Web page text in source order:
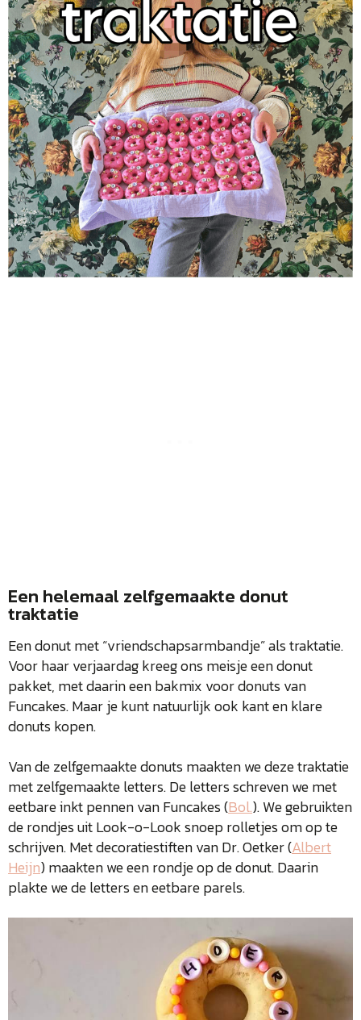
Een helemaal zelfgemaakte donut
traktatie
Een donut met “vriendschapsarmbandje” als traktatie.
Voor haar verjaardag kreeg ons meisje een donut
pakket, met daarin een bakmix voor donuts van
Funcakes. Maar je kunt natuurlijk ook kant en klare
donuts kopen.
Van de zelfgemaakte donuts maakten we deze traktatie
met zelfgemaakte letters. De letters schreven we met
eetbare inkt pennen van Funcakes (Bol.). We gebruikten
de rondjes uit Look-o-Look snoep rolletjes om op te
schrijven. Met decoratiestiften van Dr. Oetker (Albert
Heijn) maakten we een rondje op de donut. Daarin
plakte we de letters en eetbare parels.